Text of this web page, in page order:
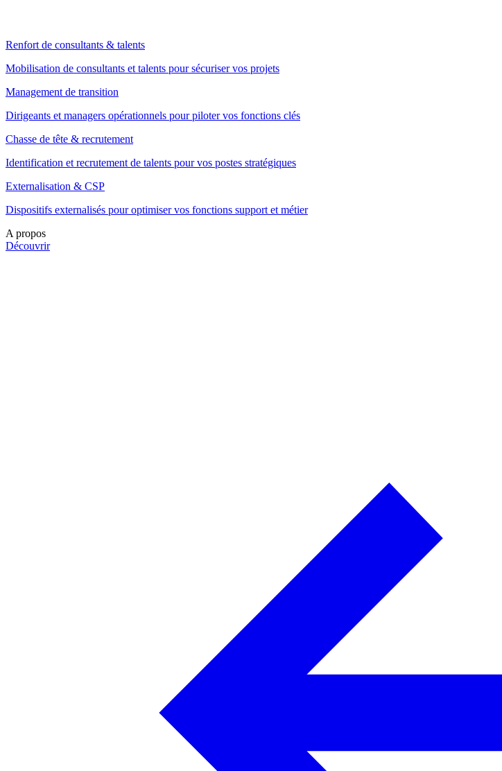
Renfort de consultants & talents
Mobilisation de consultants et talents pour sécuriser vos projets
Management de transition
Dirigeants et managers opérationnels pour piloter vos fonctions clés
Chasse de tête & recrutement
Identification et recrutement de talents pour vos postes stratégiques
Externalisation & CSP
Dispositifs externalisés pour optimiser vos fonctions support et métier
A propos
Découvrir